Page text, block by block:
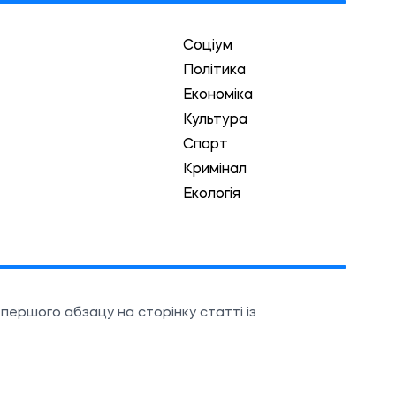
Соціум
Політика
Економіка
Культура
Спорт
Кримінал
Екологія
абзацу на сторінку статті із